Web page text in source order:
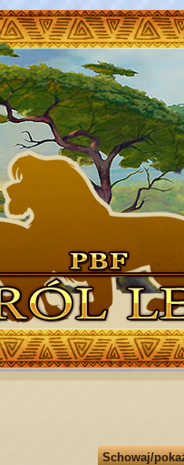
Schowaj/